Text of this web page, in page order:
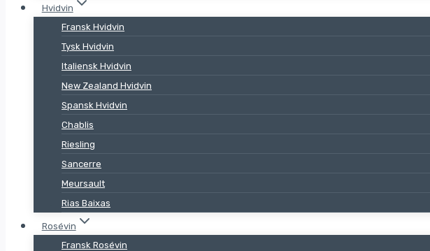
Hvidvin
Fransk Hvidvin
Tysk Hvidvin
Italiensk Hvidvin
New Zealand Hvidvin
Spansk Hvidvin
Chablis
Riesling
Sancerre
Meursault
Rias Baixas
Rosévin
Fransk Rosévin